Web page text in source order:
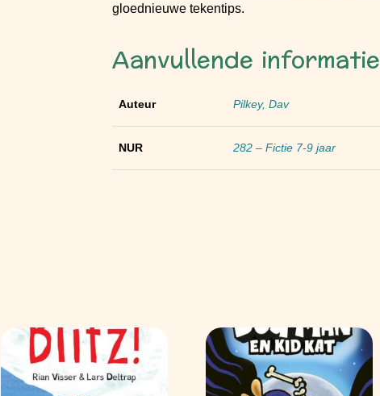
gloednieuwe tekentips.
Aanvullende informatie
Auteur Pilkey, Dav
NUR 282 – Fictie 7-9 jaar